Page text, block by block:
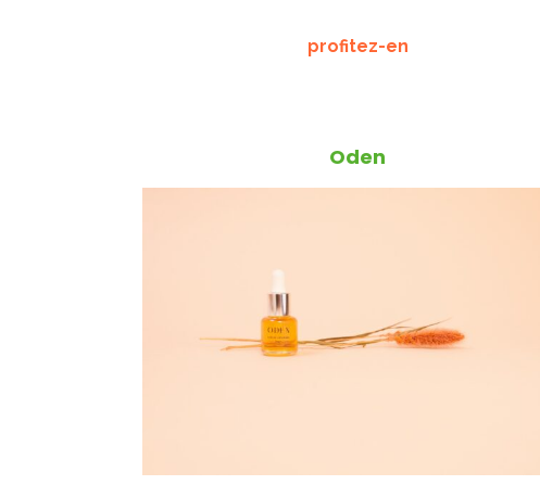
profitez-en
Oden